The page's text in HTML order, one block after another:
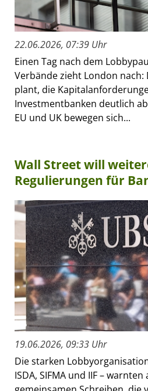
22.06.2026, 07:39 Uhr
Einen Tag nach dem
Verbände zieht London nach:
plant, die
Investmentbanken deutlich
EU und UK bewegen sich...
Wall Street will
Regulierungen für
19.06.2026, 09:33 Uhr
Die starken
ISDA, SIFMA und IIF –